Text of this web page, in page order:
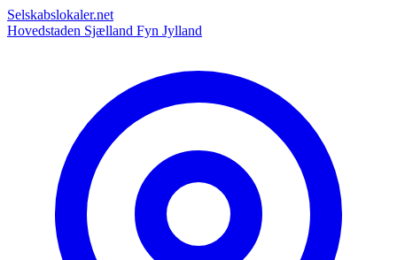
Selskabslokaler.net
Hovedstaden Sjælland Fyn Jylland